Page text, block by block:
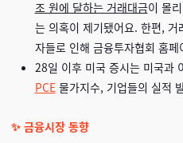
조 원에 달하는 거래대금이 몰
는 의혹이 제기됐어요. 한편, 거
자들로 인해 금융투자협회 홈
28일 이후 미국 증시는 미국과
PCE물가지수, 기업들의 실적
✨ 금융시장 동향